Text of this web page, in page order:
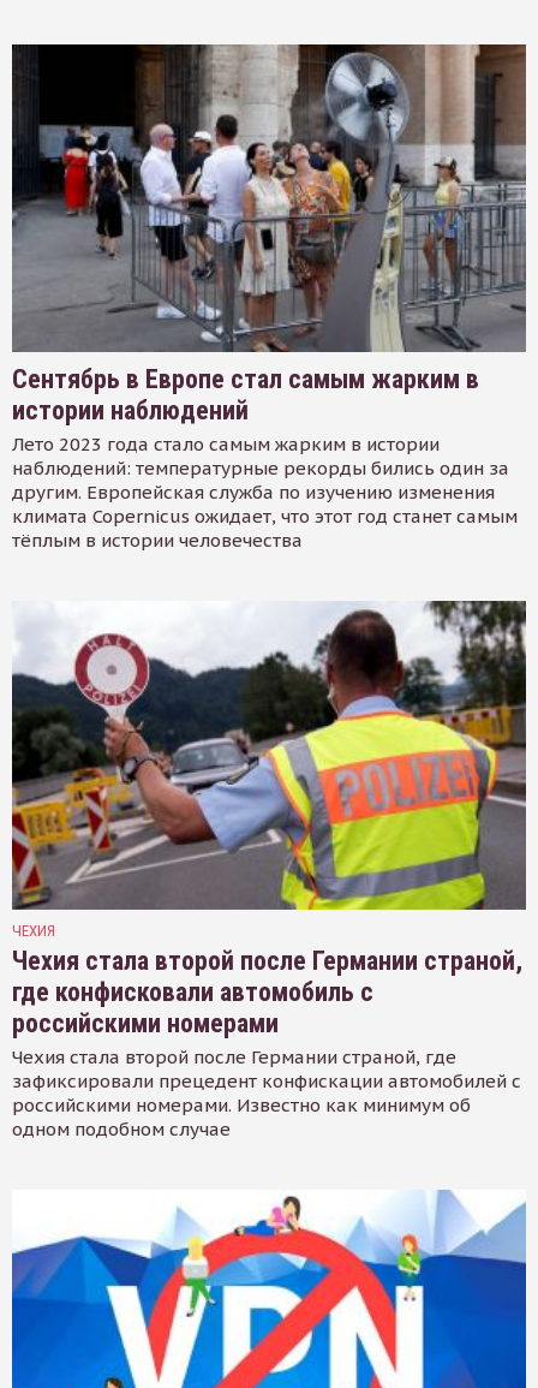
Сентябрь в Европе стал самым жарким в
истории наблюдений
Лето 2023 года стало самым жарким в истории
наблюдений: температурные рекорды бились один за
другим. Европейская служба по изучению изменения
климата Copernicus ожидает, что этот год станет самым
тёплым в истории человечества
ЧЕХИЯ
Чехия стала второй после Германии страной,
где конфисковали автомобиль с
российскими номерами
Чехия стала второй после Германии страной, где
зафиксировали прецедент конфискации автомобилей с
российскими номерами. Известно как минимум об
одном подобном случае